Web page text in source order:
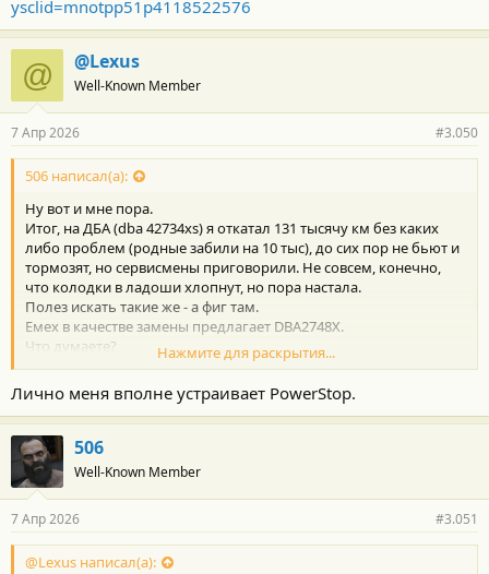
ysclid=mnotpp51p4118522576
@ @Lexus
Well-Known Member
7 Апр 2026 #3.050
506 написал(а):
Ну вот и мне пора.
Итог, на ДБА (dba 42734xs) я откатал 131 тысячу км без каких
либо проблем (родные забили на 10 тыс), до сих пор не бьют и
тормозят, но сервисмены приговорили. Не совсем, конечно,
что колодки в ладоши хлопнут, но пора настала.
Полез искать такие же - а фиг там.
Емех в качестве замены предлагает DBA2748X.
Что думаете?
https://dba-brakes.ru/dba-street-se...-dba-DBA2748X.html?
Нажмите для раскрытия...
Лично меня вполне устраивает PowerStop.
506
Well-Known Member
7 Апр 2026 #3.051
@Lexus написал(а):